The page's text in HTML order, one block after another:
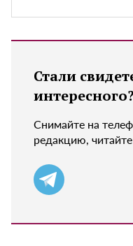
Стали
интересного?
Снимайте на
редакцию,